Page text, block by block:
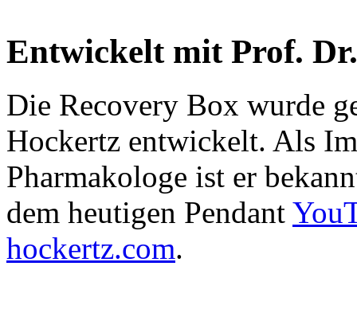
Entwickelt mit Prof.
Die Recovery Box wurde
Hockertz entwickelt. Als
Pharmakologe ist er
dem heutigen Pendant
hockertz.com.